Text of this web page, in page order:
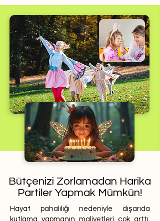
Bütçenizi Zorlamadan Harika
Partiler Yapmak Mümkün!
Hayat pahalılığı nedeniyle dışarıda
kutlama yapmanın maliyetleri çok arttı.